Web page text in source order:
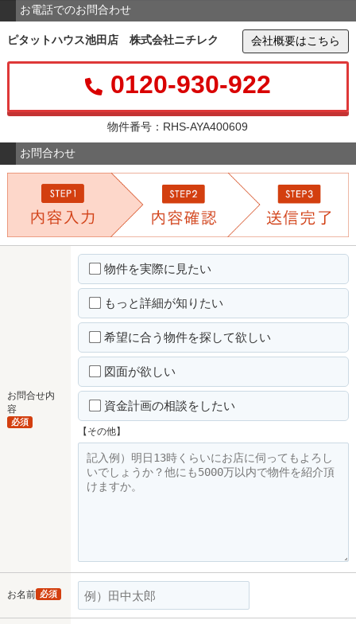
お電話でのお問合わせ
ピタットハウス池田店 株式会社ニチレク 会社概要はこちら
0120-930-922
物件番号：RHS-AYA400609
お問合わせ
お問合せ内
容
必須
物件を実際に見たい
もっと詳細が知りたい
希望に合う物件を探して欲しい
図面が欲しい
資金計画の相談をしたい
【その他】
お名前 必須